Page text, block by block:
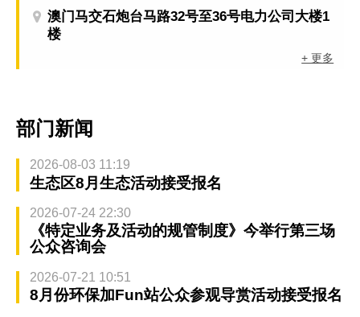
澳门马交石炮台马路32号至36号电力公司大楼1
楼
+ 更多
部门新闻
2026-08-03 11:19
生态区8月生态活动接受报名
2026-07-24 22:30
《特定业务及活动的规管制度》今举行第三场
公众咨询会
2026-07-21 10:51
8月份环保加Fun站公众参观导赏活动接受报名